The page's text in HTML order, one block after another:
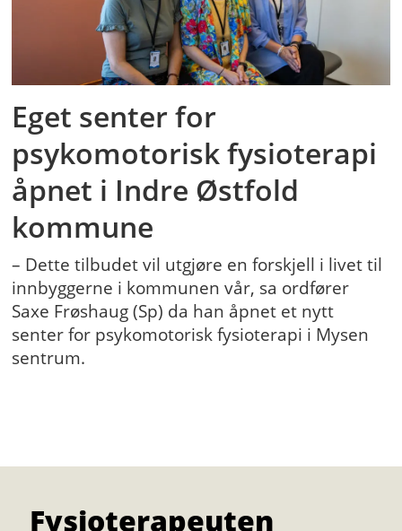
Eget senter for
psykomotorisk fysioterapi
åpnet i Indre Østfold
kommune
– Dette tilbudet vil utgjøre en forskjell i livet til
innbyggerne i kommunen vår, sa ordfører
Saxe Frøshaug (Sp) da han åpnet et nytt
senter for psykomotorisk fysioterapi i Mysen
sentrum.
Fysioterapeuten